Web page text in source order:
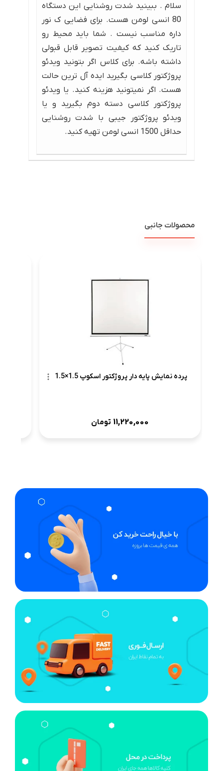
سلام . ببینید شدت روشنایی این دستگاه
80 انسی لومن هست. برای فضایی ک نور
داره مناسب نیست . شما باید محیط رو
تاریک کنید که کیفیت تصویر قابل قبولی
داشته باشه. برای کلاس اگر بتونید ویدئو
پروژکتور کلاسی بگیرید ایده آل ترین حالت
هست. اگر نمیتونید هزینه کنید. یا ویدئو
پروژکتور کلاسی دسته دوم بگیرید و یا
ویدئو پروژکتور جیبی با شدت روشنایی
حداقل 1500 انسی لومن تهیه کنید.
محصولات جانبی
پرده نمایش پایه دار پروژکتور اسکوپ 1.5×1.5
11,220,000 تومان